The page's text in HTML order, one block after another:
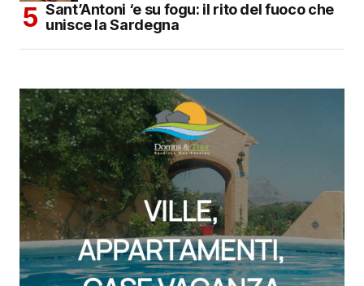
Sant’Antoni ‘e su fogu: il rito del fuoco che
unisce la Sardegna